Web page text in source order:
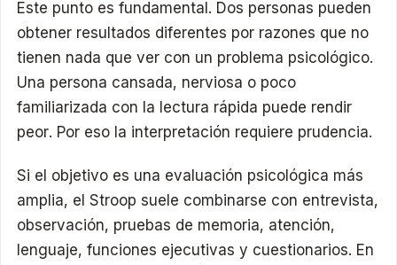
Este punto es fundamental. Dos personas pueden
obtener resultados diferentes por razones que no
tienen nada que ver con un problema psicológico.
Una persona cansada, nerviosa o poco
familiarizada con la lectura rápida puede rendir
peor. Por eso la interpretación requiere prudencia.
Si el objetivo es una evaluación psicológica más
amplia, el Stroop suele combinarse con entrevista,
observación, pruebas de memoria, atención,
lenguaje, funciones ejecutivas y cuestionarios. En